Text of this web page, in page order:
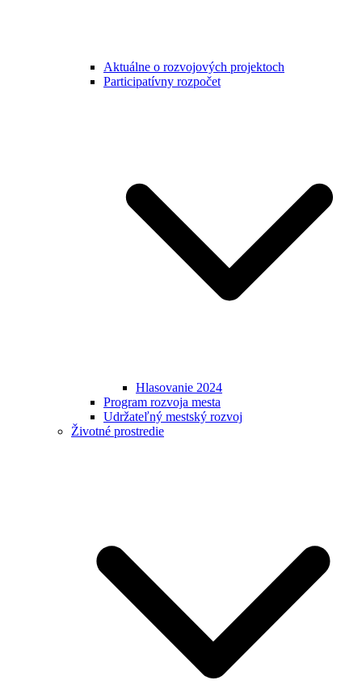
Aktuálne o rozvojových projektoch
Participatívny rozpočet
Hlasovanie 2024
Program rozvoja mesta
Udržateľný mestský rozvoj
Životné prostredie